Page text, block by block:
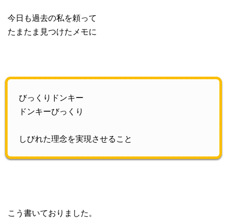
今日も過去の私を頼って
たまたま見つけたメモに
びっくりドンキー
ドンキーびっくり
しびれた理念を実現させること
こう書いておりました。